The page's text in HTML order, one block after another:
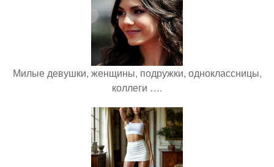
Милые девушки, женщины, подружки, одноклассницы,
коллеги ….